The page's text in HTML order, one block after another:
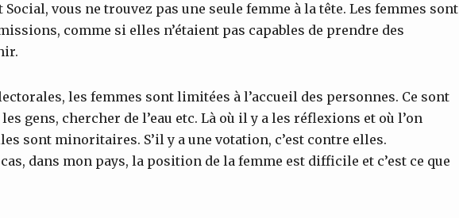
vous ne trouvez pas une seule femme à la tête. Les femmes sont
comme si elles n’étaient pas capables de prendre des
les femmes sont limitées à l’accueil des personnes. Ce sont
gens, chercher de l’eau etc. Là où il y a les réflexions et où l’on
sont minoritaires. S’il y a une votation, c’est contre elles.
dans mon pays, la position de la femme est difficile et c’est ce que